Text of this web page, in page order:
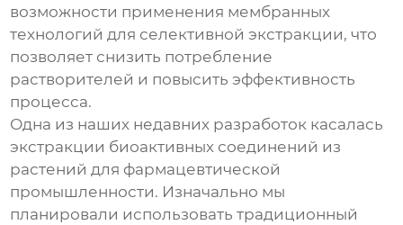
возможности применения мембранных
технологий для селективной экстракции, что
позволяет снизить потребление
растворителей и повысить эффективность
процесса.
Одна из наших недавних разработок касалась
экстракции биоактивных соединений из
растений для фармацевтической
промышленности. Изначально мы
планировали использовать традиционный